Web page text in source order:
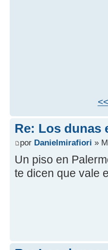
Re: Los dunas
por Danielmirafiori »
Un piso en
te dicen que vale